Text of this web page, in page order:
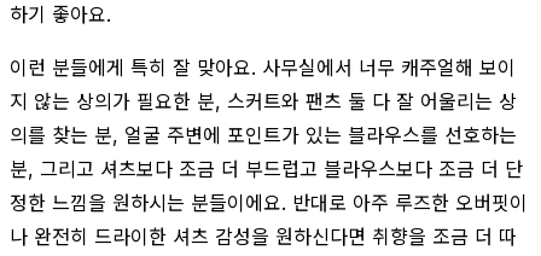
하기 좋아요.
이런 분들에게 특히 잘 맞아요. 사무실에서 너무 캐주얼해 보이
지 않는 상의가 필요한 분, 스커트와 팬츠 둘 다 잘 어울리는 상
의를 찾는 분, 얼굴 주변에 포인트가 있는 블라우스를 선호하는
분, 그리고 셔츠보다 조금 더 부드럽고 블라우스보다 조금 더 단
정한 느낌을 원하시는 분들이에요. 반대로 아주 루즈한 오버핏이
나 완전히 드라이한 셔츠 감성을 원하신다면 취향을 조금 더 따